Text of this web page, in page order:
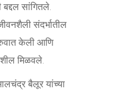
सांगितले.
संदर्भातील
केली आणि
मिळवले.
बैलूर यांच्या